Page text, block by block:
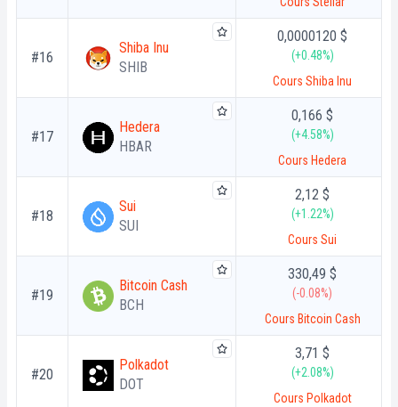
#16
Shiba Inu
SHIB
0,0000120 $
(+0.48%)
Cours Shiba Inu
#17
Hedera
HBAR
0,166 $
(+4.58%)
Cours Hedera
#18
Sui
SUI
2,12 $
(+1.22%)
Cours Sui
#19
Bitcoin Cash
BCH
330,49 $
(-0.08%)
Cours Bitcoin Cash
#20
Polkadot
DOT
3,71 $
(+2.08%)
Cours Polkadot